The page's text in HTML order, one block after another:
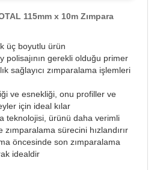
115mm x 10m Zımpara
üç boyutlu ürün
polisajının gerekli olduğu primer
sağlayıcı zımparalama işlemleri
ve esnekliği, onu profiller ve
için ideal kılar
teknolojisi, ürünü daha verimli
zımparalama sürecini hızlandırır
öncesinde son zımparalama
idealdir